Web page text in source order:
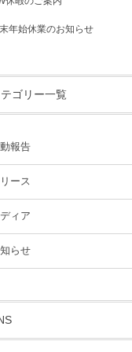
年始休業のお知らせ
ゴリー一覧
報告
ース
ィア
らせ